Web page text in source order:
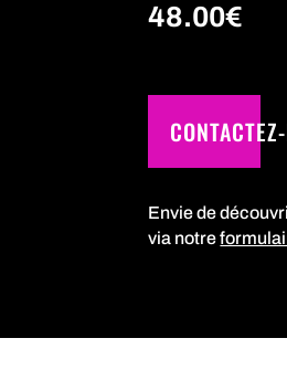
48.00€
Envie de
via notre